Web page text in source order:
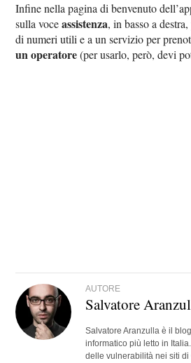
Infine nella pagina di benvenuto
sulla voceassistenza, in basso a
di numeri utili e a un servizio per
un operatore(per usarlo, però, devi
AUTORE
Salvatore
Salvatore Aranzulla è il
informatico più letto in
delle vulnerabilità nei siti di